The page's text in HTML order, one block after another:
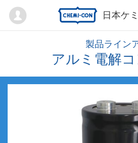
日本ケ
Mypage
製品ライン
アルミ電解